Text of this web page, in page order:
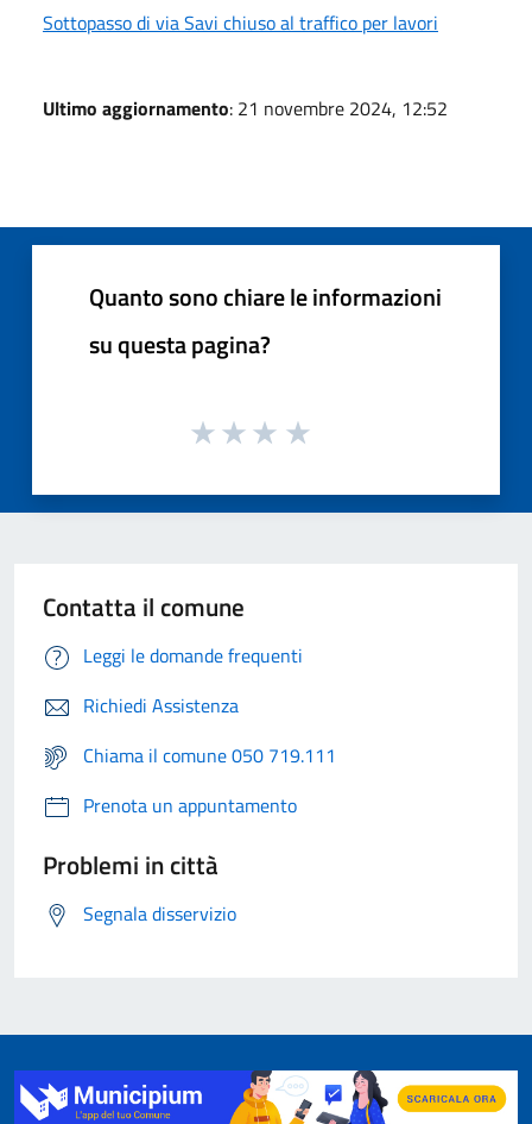
Sottopasso di via Savi chiuso al traffico per lavori
Ultimo aggiornamento: 21 novembre 2024, 12:52
Quanto sono chiare le informazioni
su questa pagina?
Contatta il comune
Leggi le domande frequenti
Richiedi Assistenza
Chiama il comune 050 719.111
Prenota un appuntamento
Problemi in città
Segnala disservizio